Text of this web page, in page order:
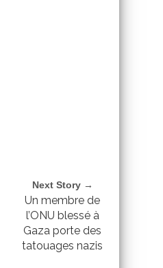
Next Story →
Un membre de
l’ONU blessé à
Gaza porte des
tatouages nazis